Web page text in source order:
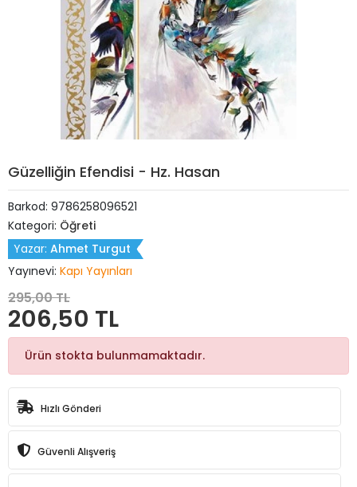
Güzelliğin Efendisi - Hz. Hasan
Barkod: 9786258096521
Kategori: Öğreti
Yazar: Ahmet Turgut
Yayınevi: Kapı Yayınları
295,00 TL
206,50 TL
Ürün stokta bulunmamaktadır.
Hızlı Gönderi
Güvenli Alışveriş